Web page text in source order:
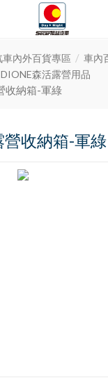
車內外百貨專區
車內
DIONE森活露營用品
收納箱-軍綠
營收納箱-軍綠